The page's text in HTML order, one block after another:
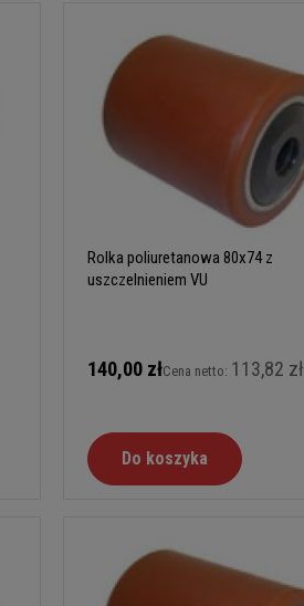
Rolka poliuretanowa 80x74 z
uszczelnieniem VU
140,00 złCena netto: 113,82 zł
Do koszyka